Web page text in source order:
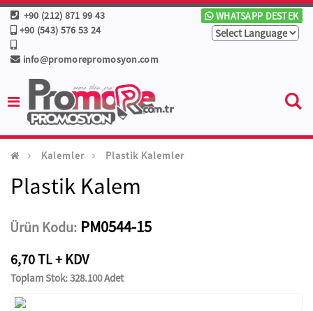
+90 (212) 871 99 43
+90 (543) 576 53 24
info@promorepromosyon.com
WHATSAPP DESTEK
Kalemler Plastik Kalemler
Plastik Kalem
Ürün Kodu: PM0544-15
6,70 TL + KDV
Toplam Stok: 328.100 Adet